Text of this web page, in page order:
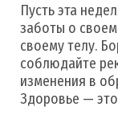
Пусть эта
заботы о
своему телу.
соблюдайте
изменения в
Здоровье —